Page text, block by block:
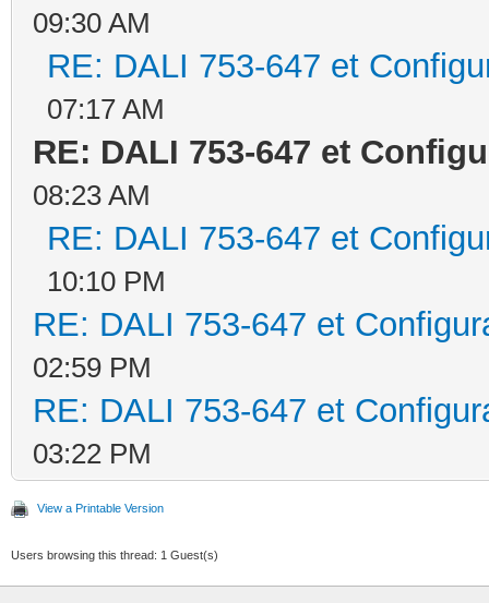
09:30 AM
RE: DALI 753-647 et
07:17 AM
RE: DALI 753-647 et
08:23 AM
RE: DALI 753-647 et
10:10 PM
RE: DALI 753-647 et
02:59 PM
RE: DALI 753-647 et
03:22 PM
View a Printable Version
Users browsing this thread: 1 Guest(s)